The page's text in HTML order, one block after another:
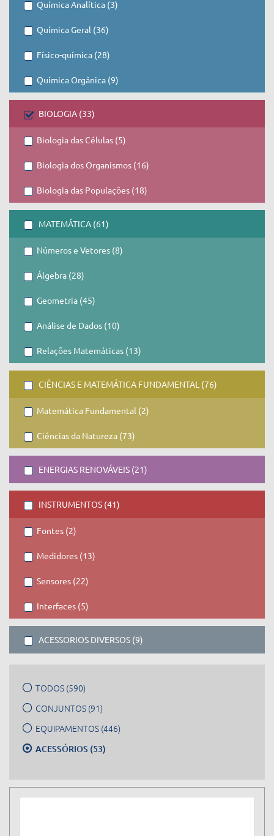
Química Analítica (3)
Química Geral (36)
Físico-química (28)
Química Orgânica (9)
BIOLOGIA (33)
Biologia das Células (5)
Biologia dos Organismos (16)
Biologia das Populações (18)
MATEMÁTICA (61)
Números e Vetores (8)
Álgebra (28)
Geometria (45)
Análise de Dados (10)
Relações Matemáticas (13)
CIÊNCIAS E MATEMÁTICA FUNDAMENTAL (76)
Matemática Fundamental (2)
Ciências da Natureza (73)
ENERGIAS RENOVÁVEIS (21)
INSTRUMENTOS (41)
Fontes (2)
Medidores (13)
Sensores (22)
Interfaces (5)
ACESSORIOS DIVERSOS (9)
TODOS (590)
CONJUNTOS (91)
EQUIPAMENTOS (446)
ACESSÓRIOS (53)